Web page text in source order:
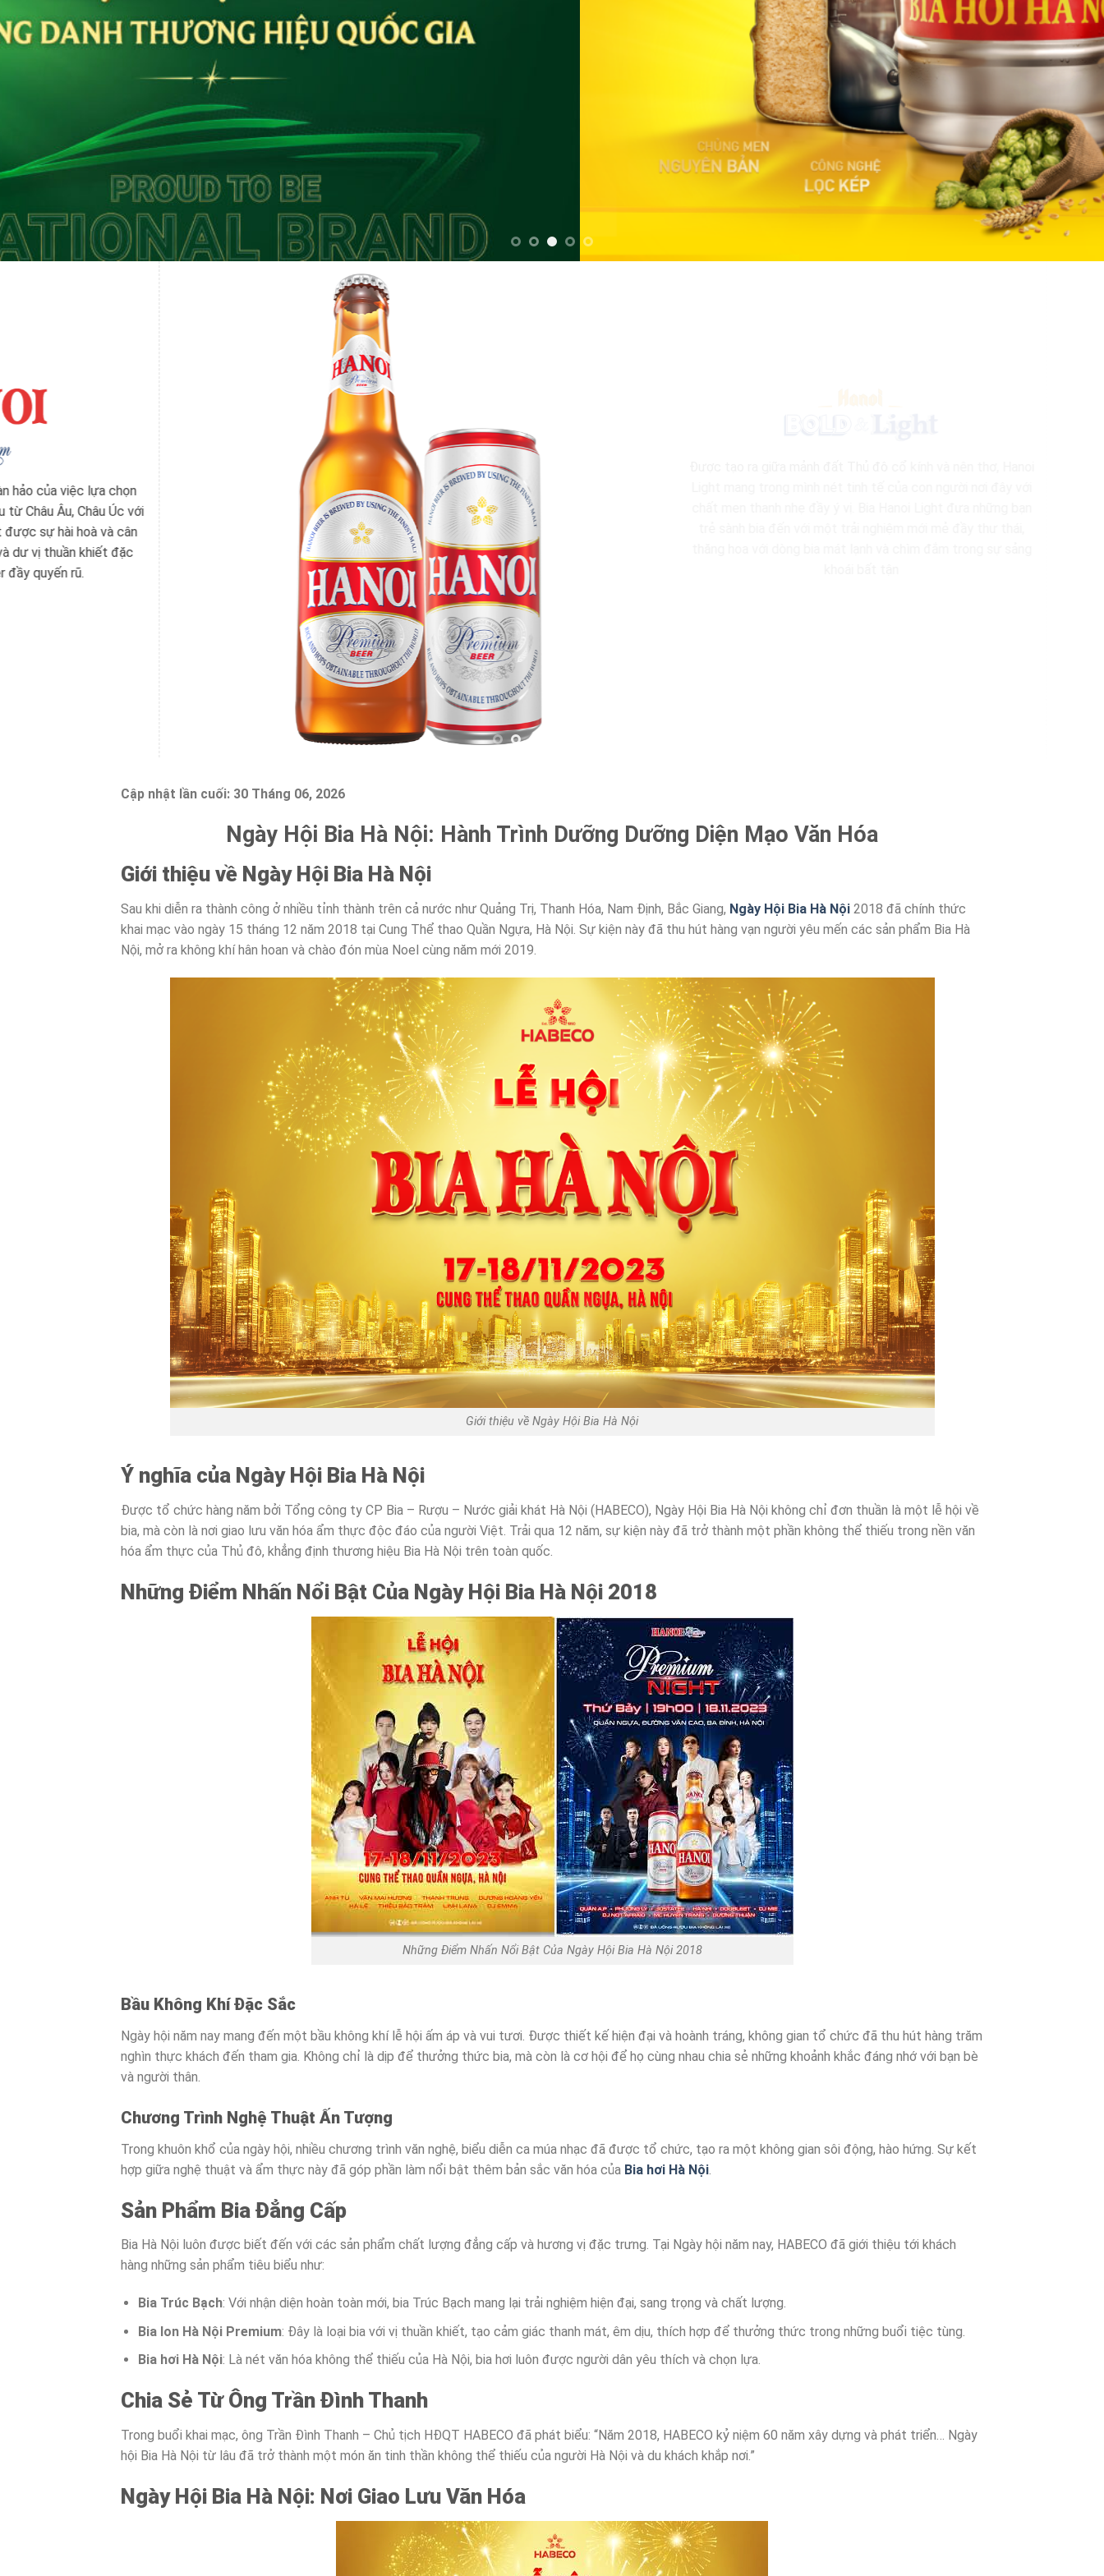
Được tạo ra giữa mảnh đất Thủ đô cổ kính và nên thơ, Hanoi
Light mang trong mình nét tinh tế của con người nơi đây với
chất men thanh nhẹ đầy ý vị. Bia Hanoi Light đưa những bạn
trẻ sành bia đến với một trải nghiệm mới mẻ đầy thư thái,
thăng hoa với dòng bia mát lạnh và chìm đắm trong sự sảng
khoái bất tận
Cập nhật lần cuối: 30 Tháng 06, 2026
Ngày Hội Bia Hà Nội: Hành Trình Dưỡng Dưỡng Diện Mạo Văn Hóa
Giới thiệu về Ngày Hội Bia Hà Nội
Sau khi diễn ra thành công ở nhiều tỉnh thành trên cả nước như Quảng Trị, Thanh Hóa, Nam Định, Bắc Giang, Ngày Hội Bia Hà Nội 2018 đã chính thức
khai mạc vào ngày 15 tháng 12 năm 2018 tại Cung Thể thao Quần Ngựa, Hà Nội. Sự kiện này đã thu hút hàng vạn người yêu mến các sản phẩm Bia Hà
Nội, mở ra không khí hân hoan và chào đón mùa Noel cùng năm mới 2019.
Giới thiệu về Ngày Hội Bia Hà Nội
Ý nghĩa của Ngày Hội Bia Hà Nội
Được tổ chức hàng năm bởi Tổng công ty CP Bia – Rượu – Nước giải khát Hà Nội (HABECO), Ngày Hội Bia Hà Nội không chỉ đơn thuần là một lễ hội về
bia, mà còn là nơi giao lưu văn hóa ẩm thực độc đáo của người Việt. Trải qua 12 năm, sự kiện này đã trở thành một phần không thể thiếu trong nền văn
hóa ẩm thực của Thủ đô, khẳng định thương hiệu Bia Hà Nội trên toàn quốc.
Những Điểm Nhấn Nổi Bật Của Ngày Hội Bia Hà Nội 2018
Những Điểm Nhấn Nổi Bật Của Ngày Hội Bia Hà Nội 2018
Bầu Không Khí Đặc Sắc
Ngày hội năm nay mang đến một bầu không khí lễ hội ấm áp và vui tươi. Được thiết kế hiện đại và hoành tráng, không gian tổ chức đã thu hút hàng trăm
nghìn thực khách đến tham gia. Không chỉ là dịp để thưởng thức bia, mà còn là cơ hội để họ cùng nhau chia sẻ những khoảnh khắc đáng nhớ với bạn bè
và người thân.
Chương Trình Nghệ Thuật Ấn Tượng
Trong khuôn khổ của ngày hội, nhiều chương trình văn nghệ, biểu diễn ca múa nhạc đã được tổ chức, tạo ra một không gian sôi động, hào hứng. Sự kết
hợp giữa nghệ thuật và ẩm thực này đã góp phần làm nổi bật thêm bản sắc văn hóa của Bia hơi Hà Nội.
Sản Phẩm Bia Đẳng Cấp
Bia Hà Nội luôn được biết đến với các sản phẩm chất lượng đẳng cấp và hương vị đặc trưng. Tại Ngày hội năm nay, HABECO đã giới thiệu tới khách
hàng những sản phẩm tiêu biểu như:
Bia Trúc Bạch: Với nhận diện hoàn toàn mới, bia Trúc Bạch mang lại trải nghiệm hiện đại, sang trọng và chất lượng.
Bia lon Hà Nội Premium: Đây là loại bia với vị thuần khiết, tạo cảm giác thanh mát, êm dịu, thích hợp để thưởng thức trong những buổi tiệc tùng.
Bia hơi Hà Nội: Là nét văn hóa không thể thiếu của Hà Nội, bia hơi luôn được người dân yêu thích và chọn lựa.
Chia Sẻ Từ Ông Trần Đình Thanh
Trong buổi khai mạc, ông Trần Đình Thanh – Chủ tịch HĐQT HABECO đã phát biểu: “Năm 2018, HABECO kỷ niệm 60 năm xây dựng và phát triển… Ngày
hội Bia Hà Nội từ lâu đã trở thành một món ăn tinh thần không thể thiếu của người Hà Nội và du khách khắp nơi.”
Ngày Hội Bia Hà Nội: Nơi Giao Lưu Văn Hóa